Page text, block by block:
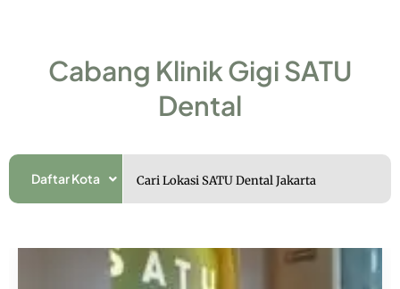
Cabang Klinik Gigi SATU
Dental
Daftar Kota